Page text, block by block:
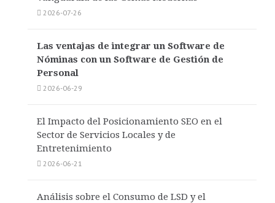
2026-07-26
Las ventajas de integrar un Software de
Nóminas con un Software de Gestión de
Personal
2026-06-29
El Impacto del Posicionamiento SEO en el
Sector de Servicios Locales y de
Entretenimiento
2026-06-21
Análisis sobre el Consumo de LSD y el